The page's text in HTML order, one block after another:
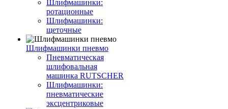
Шлифмашинки:
ротационные
Шлифмашинки:
щеточные
Шлифмашинки пневмо
Пневматическая
шлифовальная
машинка RUTSCHER
Шлифмашинки:
пневматические
эксцентриковые